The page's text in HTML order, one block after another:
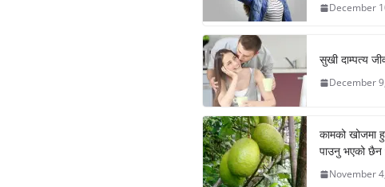
December
सुखी दाम्पत्य
December
कामको खोजमा
पाउनु भएको छैन
November